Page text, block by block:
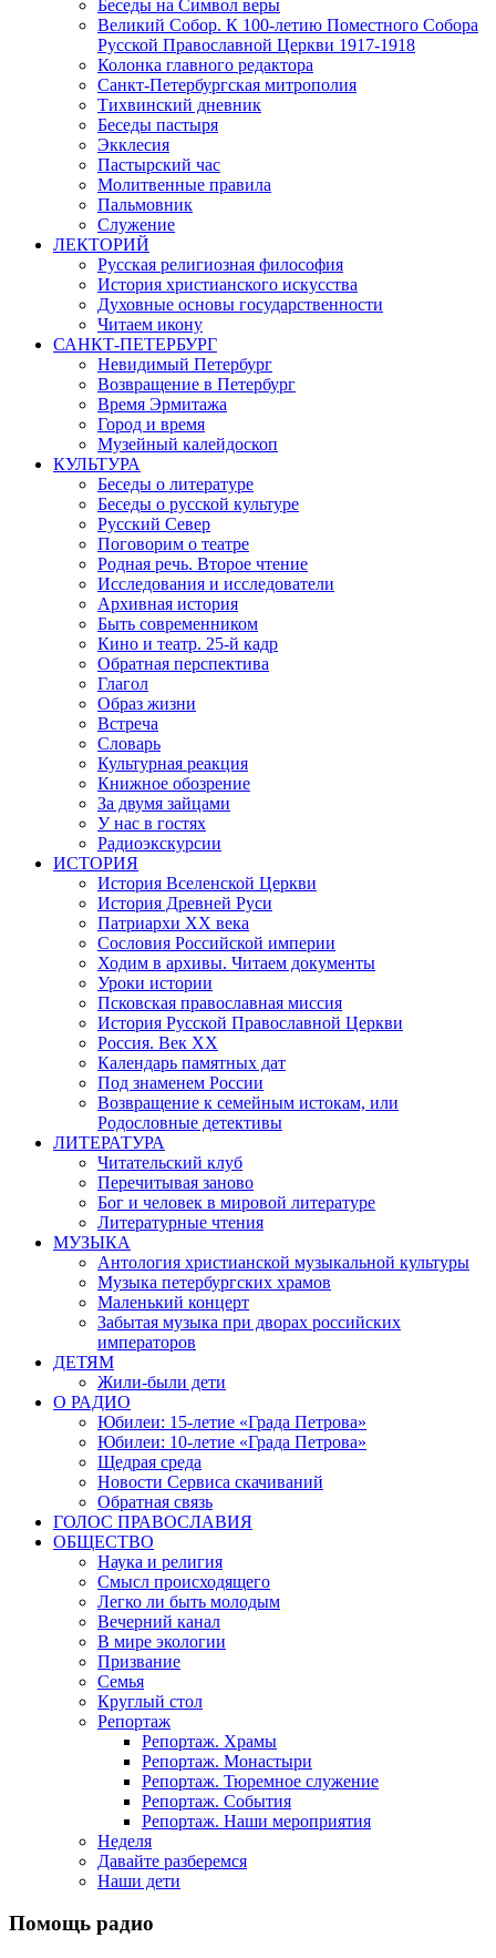
Беседы на Символ веры
Великий Собор. К 100-летию Поместного Собора
Русской Православной Церкви 1917-1918
Колонка главного редактора
Санкт-Петербургская митрополия
Тихвинский дневник
Беседы пастыря
Экклесия
Пастырский час
Молитвенные правила
Пальмовник
Служение
ЛЕКТОРИЙ
Русская религиозная философия
История христианского искусства
Духовные основы государственности
Читаем икону
САНКТ-ПЕТЕРБУРГ
Невидимый Петербург
Возвращение в Петербург
Время Эрмитажа
Город и время
Музейный калейдоскоп
КУЛЬТУРА
Беседы о литературе
Беседы о русской культуре
Русский Север
Поговорим о театре
Родная речь. Второе чтение
Исследования и исследователи
Архивная история
Быть современником
Кино и театр. 25-й кадр
Обратная перспектива
Глагол
Образ жизни
Встреча
Словарь
Культурная реакция
Книжное обозрение
За двумя зайцами
У нас в гостях
Радиоэкскурсии
ИСТОРИЯ
История Вселенской Церкви
История Древней Руси
Патриархи XX века
Сословия Российской империи
Ходим в архивы. Читаем документы
Уроки истории
Псковская православная миссия
История Русской Православной Церкви
Россия. Век ХХ
Календарь памятных дат
Под знаменем России
Возвращение к семейным истокам, или
Родословные детективы
ЛИТЕРАТУРА
Читательский клуб
Перечитывая заново
Бог и человек в мировой литературе
Литературные чтения
МУЗЫКА
Антология христианской музыкальной культуры
Музыка петербургских храмов
Маленький концерт
Забытая музыка при дворах российских
императоров
ДЕТЯМ
Жили-были дети
О РАДИО
Юбилеи: 15-летие «Града Петрова»
Юбилеи: 10-летие «Града Петрова»
Щедрая среда
Новости Сервиса скачиваний
Обратная связь
ГОЛОС ПРАВОСЛАВИЯ
ОБЩЕСТВО
Наука и религия
Смысл происходящего
Легко ли быть молодым
Вечерний канал
В мире экологии
Призвание
Семья
Круглый стол
Репортаж
Репортаж. Храмы
Репортаж. Монастыри
Репортаж. Тюремное служение
Репортаж. События
Репортаж. Наши мероприятия
Неделя
Давайте разберемся
Наши дети
Помощь радио